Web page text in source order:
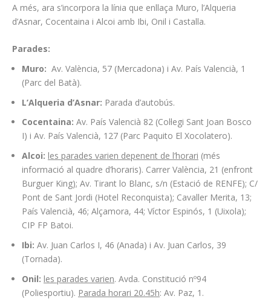
A més, ara s’incorpora la línia que enllaça Muro, l’Alqueria
d’Asnar, Cocentaina i Alcoi amb Ibi, Onil i Castalla.
Parades:
Muro: Av. València, 57 (Mercadona) i Av. País Valencià, 1
(Parc del Batà).
L’Alqueria d’Asnar: Parada d’autobús.
Cocentaina: Av. País Valencià 82 (Col·legi Sant Joan Bosco
I) i Av. País Valencià, 127 (Parc Paquito El Xocolatero).
Alcoi: les parades varien depenent de l’horari (més
informació al quadre d’horaris). Carrer València, 21 (enfront
Burguer King); Av. Tirant lo Blanc, s/n (Estació de RENFE); C/
Pont de Sant Jordi (Hotel Reconquista); Cavaller Merita, 13;
País Valencià, 46; Alçamora, 44; Víctor Espinós, 1 (Uixola);
CIP FP Batoi.
Ibi: Av. Juan Carlos I, 46 (Anada) i Av. Juan Carlos, 39
(Tornada).
Onil: les parades varien. Avda. Constitució nº94
(Poliesportiu). Parada horari 20.45h: Av. Paz, 1.